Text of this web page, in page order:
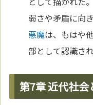
弱さや矛盾に向
悪魔は、もはや
部として認識さ
第7章 近代社